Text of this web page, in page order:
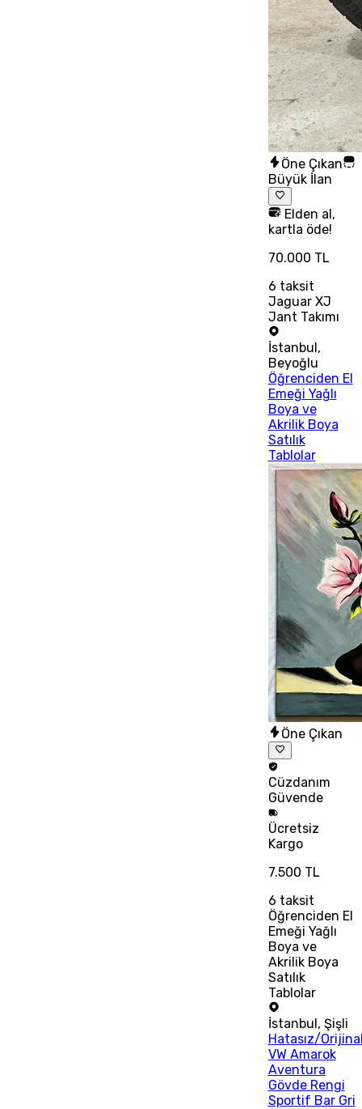
Öne Çıkan
Büyük İlan
Elden al,
kartla öde!
70.000 TL
6 taksit
Jaguar XJ
Jant Takımı
İstanbul,
Beyoğlu
Öğrenciden El
Emeği Yağlı
Boya ve
Akrilik Boya
Satılık
Tablolar
Öne Çıkan
Cüzdanım
Güvende
Ücretsiz
Kargo
7.500 TL
6 taksit
Öğrenciden El
Emeği Yağlı
Boya ve
Akrilik Boya
Satılık
Tablolar
İstanbul, Şişli
Hatasız/
VW Amarok
Aventura
Gövde Rengi
Sportif Bar Gri